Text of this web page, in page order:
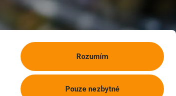
Rozumím
Pouze nezbytné